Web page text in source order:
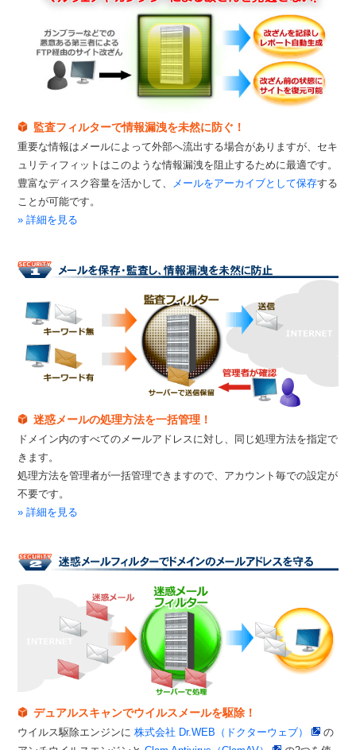
監査フィルターで情報漏洩を未然に防ぐ！
重要な情報はメールによって外部へ流出する場合がありますが、セキ
ュリティフィットはこのような情報漏洩を阻止するために最適です。
豊富なディスク容量を活かして、
メールをアーカイブとして保存する
ことが可能です。
» 詳細を見る
迷惑メールの処理方法を一括管理！
ドメイン内のすべてのメールアドレスに対し、同じ処理方法を指定で
きます。
処理方法を管理者が一括管理できますので、アカウント毎での設定が
不要です。
» 詳細を見る
デュアルスキャンでウイルスメールを駆除！
ウイルス駆除エンジンに株式会社 Dr.WEB（ドクターウェブ）
の